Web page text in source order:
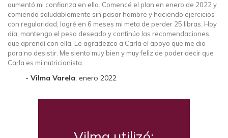
aumentó mi confianza en ella. Comencé el plan en enero de 2022 y,
comiendo saludablemente sin pasar hambre y haciendo ejercicios
con regularidad, logré en 6 meses mi meta de perder 25 libras. Hoy
día, mantengo el peso deseado y continúo las recomendaciones
que aprendí con ella. Le agradezco a Carla el apoyo que me dio
para no desistir. Me siento muy bien y muy feliz de poder decir que
Carla es mi nutricionista.
Vilma Varela, enero 2022